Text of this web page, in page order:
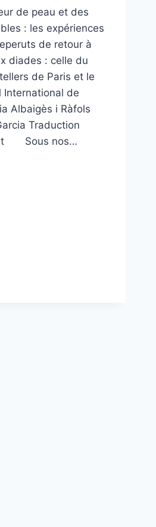
de peau et des
: les expériences
de retour à
diades : celle du
de Paris et le
International de
Albaigès i Ràfols
Traduction
Sous nos…